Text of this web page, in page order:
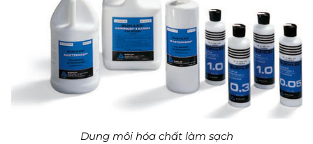
Dung môi hóa chất làm sạch